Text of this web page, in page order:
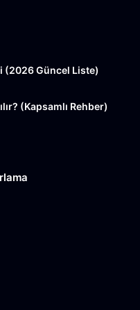
(2026 Güncel Liste)
(Kapsamlı Rehber)